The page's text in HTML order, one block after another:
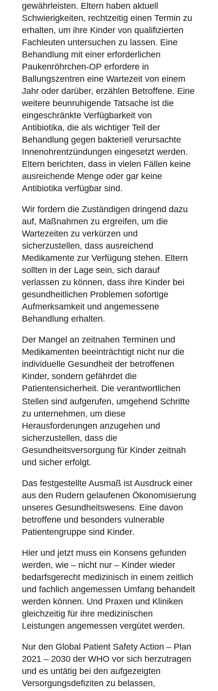
gewährleisten. Eltern haben aktuell
Schwierigkeiten, rechtzeitig einen Termin zu
erhalten, um ihre Kinder von qualifizierten
Fachleuten untersuchen zu lassen. Eine
Behandlung mit einer erforderlichen
Paukenröhrchen-OP erfordere in
Ballungszentren eine Wartezeit von einem
Jahr oder darüber, erzählen Betroffene. Eine
weitere beunruhigende Tatsache ist die
eingeschränkte Verfügbarkeit von
Antibiotika, die als wichtiger Teil der
Behandlung gegen bakteriell verursachte
Innenohrentzündungen eingesetzt werden.
Eltern berichten, dass in vielen Fällen keine
ausreichende Menge oder gar keine
Antibiotika verfügbar sind.
Wir fordern die Zuständigen dringend dazu
auf, Maßnahmen zu ergreifen, um die
Wartezeiten zu verkürzen und
sicherzustellen, dass ausreichend
Medikamente zur Verfügung stehen. Eltern
sollten in der Lage sein, sich darauf
verlassen zu können, dass ihre Kinder bei
gesundheitlichen Problemen sofortige
Aufmerksamkeit und angemessene
Behandlung erhalten.
Der Mangel an zeitnahen Terminen und
Medikamenten beeinträchtigt nicht nur die
individuelle Gesundheit der betroffenen
Kinder, sondern gefährdet die
Patientensicherheit. Die verantwortlichen
Stellen sind aufgerufen, umgehend Schritte
zu unternehmen, um diese
Herausforderungen anzugehen und
sicherzustellen, dass die
Gesundheitsversorgung für Kinder zeitnah
und sicher erfolgt.
Das festgestellte Ausmaß ist Ausdruck einer
aus den Rudern gelaufenen Ökonomisierung
unseres Gesundheitswesens. Eine davon
betroffene und besonders vulnerable
Patientengruppe sind Kinder.
Hier und jetzt muss ein Konsens gefunden
werden, wie – nicht nur – Kinder wieder
bedarfsgerecht medizinisch in einem zeitlich
und fachlich angemessen Umfang behandelt
werden können. Und Praxen und Kliniken
gleichzeitig für ihre medizinischen
Leistungen angemessen vergütet werden.
Nur den Global Patient Safety Action – Plan
2021 – 2030 der WHO vor sich herzutragen
und es untätig bei den aufgezeigten
Versorgungsdefiziten zu belassen,